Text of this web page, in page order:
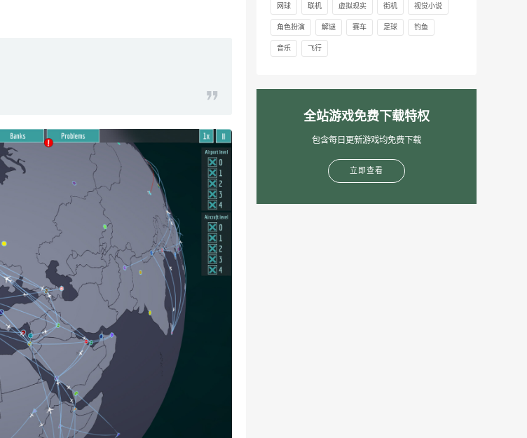
网球 联机 虚拟现实 街机 视觉小说
角色扮演 解谜 赛车 足球 钓鱼
音乐 飞行
全站游戏免费下载特权
包含每日更新游戏均免费下载
立即查看